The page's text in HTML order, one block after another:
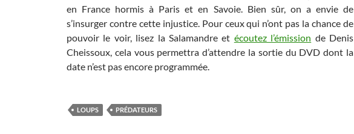
en France hormis à Paris et en Savoie. Bien sûr, on a envie de
s’insurger contre cette injustice. Pour ceux qui n’ont pas la chance de
pouvoir le voir, lisez la Salamandre et écoutez l’émission de Denis
Cheissoux, cela vous permettra d’attendre la sortie du DVD dont la
date n’est pas encore programmée.
LOUPS PRÉDATEURS